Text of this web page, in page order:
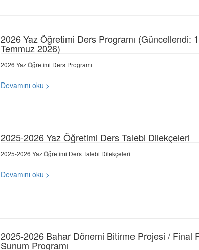
2026 Yaz Öğretimi Ders Programı (Güncellendi:
Temmuz 2026)
2026 Yaz Öğretimi Ders Programı
Devamını oku >
2025-2026 Yaz Öğretimi Ders Talebi Dilekçeleri
2025-2026 Yaz Öğretimi Ders Talebi Dilekçeleri
Devamını oku >
2025-2026 Bahar Dönemi Bitirme Projesi / Final
Sunum Programı